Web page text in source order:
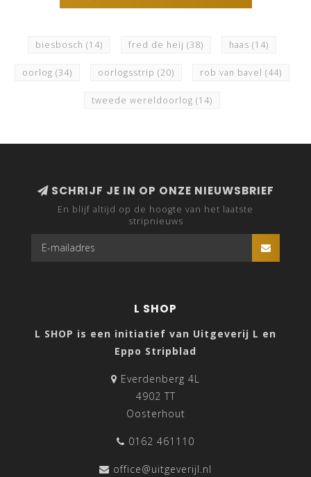
biesbosch (14) fred de heij (38) haas (14)
oorlog (34) oorlogsstrip (20) rob van bavel (44)
tweede wereldoorlog (14)
SCHRIJF JE IN OP ONZE NIEUWSBRIEF
En blijf altijd op de hoogte van het laatste
stripnieuws
L SHOP
L SHOP is een initiatief van Uitgeverij L en
Eppo Stripblad
Everdenberg 4L
4902 TT
Oosterhout
0162 461110
office@uitgeverijl.nl